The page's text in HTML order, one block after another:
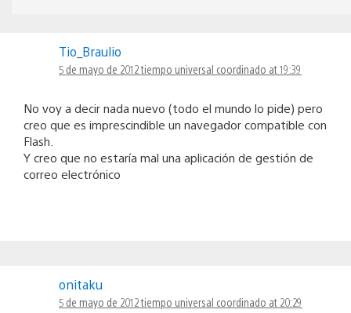
Tio_Braulio
5 de mayo de 2012 tiempo universal coordinado at 19:39
No voy a decir nada nuevo (todo el mundo lo pide) pero
creo que es imprescindible un navegador compatible con
Flash.
Y creo que no estaría mal una aplicación de gestión de
correo electrónico
onitaku
5 de mayo de 2012 tiempo universal coordinado at 20:29